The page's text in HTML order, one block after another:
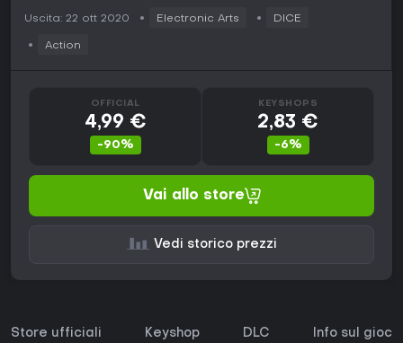
Uscita: 22 ott 2020 Electronic Arts DICE
Action
OFFICIAL
4,99 €
-90%
KEYSHOPS
2,83 €
-6%
Vai allo store
Vedi storico prezzi
Store ufficiali Keyshop DLC Info sul gioco